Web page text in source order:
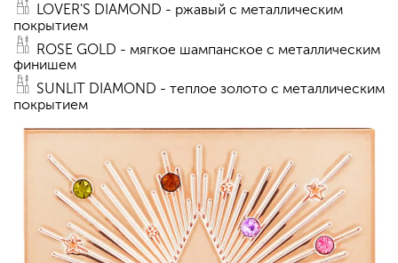
LOVER'S DIAMOND - ржавый с металлическим
покрытием
ROSE GOLD - мягкое шампанское с металлическим
финишем
SUNLIT DIAMOND - теплое золото с металлическим
покрытием